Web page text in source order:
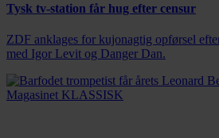
Tysk tv-station får hug efter censur
ZDF anklages for kujonagtig opførsel
med Igor Levit og Danger Dan.